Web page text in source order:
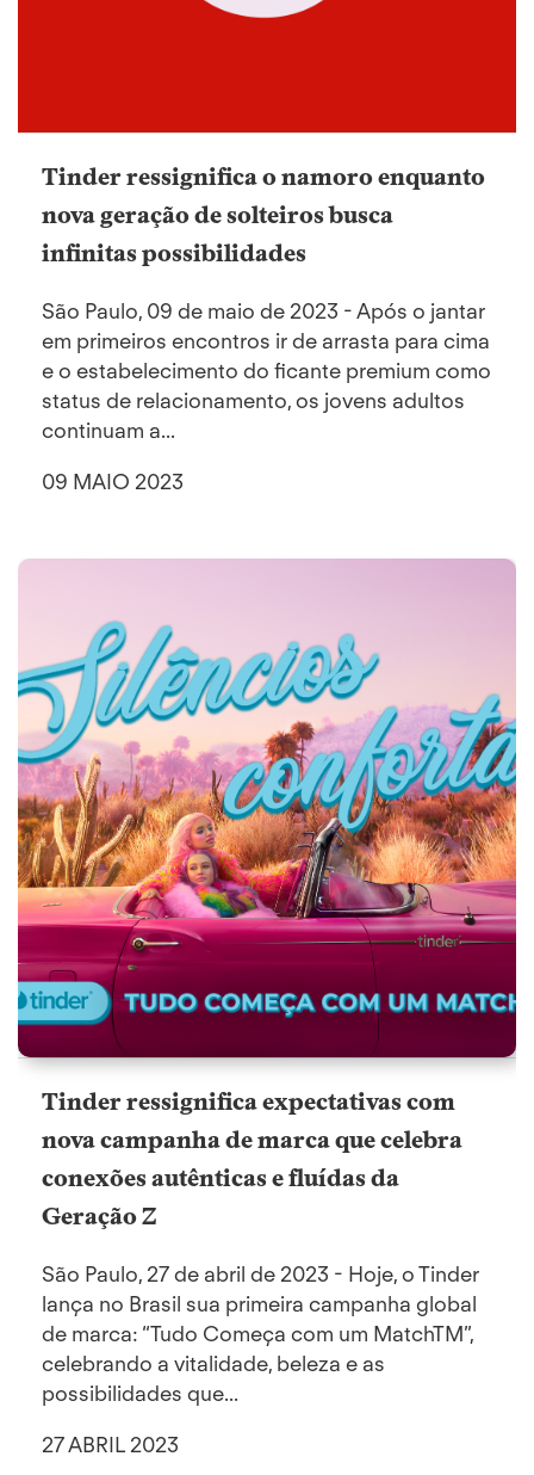
Tinder ressignifica o namoro enquanto
nova geração de solteiros busca
infinitas possibilidades
São Paulo, 09 de maio de 2023 - Após o jantar
em primeiros encontros ir de arrasta para cima
e o estabelecimento do ficante premium como
status de relacionamento, os jovens adultos
continuam a...
09 MAIO 2023
Tinder ressignifica expectativas com
nova campanha de marca que celebra
conexões autênticas e fluídas da
Geração Z
São Paulo, 27 de abril de 2023 - Hoje, o Tinder
lança no Brasil sua primeira campanha global
de marca: “Tudo Começa com um MatchTM”,
celebrando a vitalidade, beleza e as
possibilidades que...
27 ABRIL 2023